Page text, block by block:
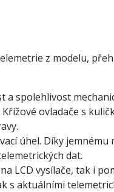
z modelu,
a spolehlivost
ovladače s
úhel. Díky jemnému
dat.
LCD vysílače, tak i
s aktuálními